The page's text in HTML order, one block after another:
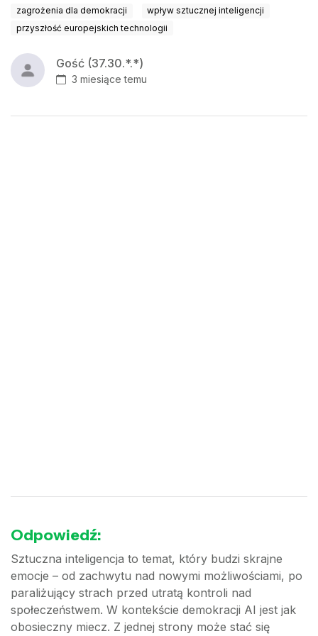
zagrożenia dla demokracji
wpływ sztucznej inteligencji
przyszłość europejskich technologii
Gość (37.30.*.*)
3 miesiące temu
Odpowiedź:
Sztuczna inteligencja to temat, który budzi skrajne
emocje – od zachwytu nad nowymi możliwościami, po
paraliżujący strach przed utratą kontroli nad
społeczeństwem. W kontekście demokracji AI jest jak
obosieczny miecz. Z jednej strony może stać się